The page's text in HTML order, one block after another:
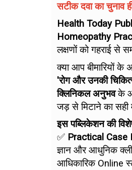
सटीक दवा का चुनाव
Health Today
Homeopathy
लक्षणों को गहराई से
क्या आप बीमारियों
'रोग और उनकी
क्लिनिकल अनुभवके
जड़ से मिटाने का सही
इस पब्लिकेशन की
✅ Practical Case
ज्ञान और आधुनिक
आधिकारिक Online